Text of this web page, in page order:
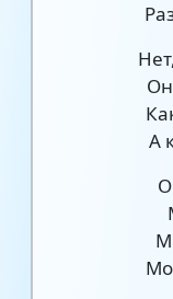
А